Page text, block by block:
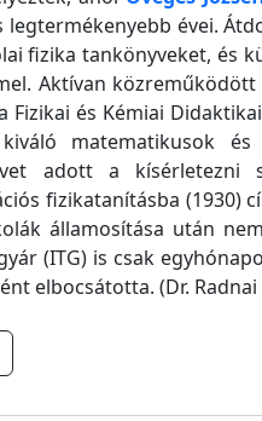
legtermékenyebb évei.
fizika tankönyveket, és
Aktívan
Fizikai és Kémiai
matematikusok
adott a kísérletezni
fizikatanításba (1930)
államosítása után
(ITG) is csak
elbocsátotta. (Dr. Radnai